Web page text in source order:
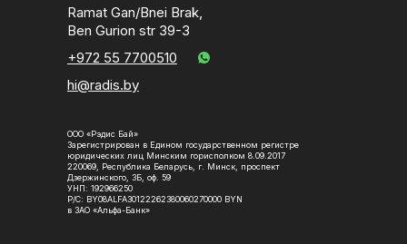
Ramat Gan/Bnei Brak,
Ben Gurion str 39-3
+972 55 7700510
hi@radis.by
ООО «Рэдис Бай»
Зарегистрирован в Едином государственном регистре
юридических лиц Минским горисполком 8.09.2017
220069, Республика Беларусь, г. Минск, проспект
Дзержинского, 3Б, оф. 59
УНП: 192966250
Р/С: BY08ALFA30122262380060270000 BYN
в ЗАО «Альфа-Банк»